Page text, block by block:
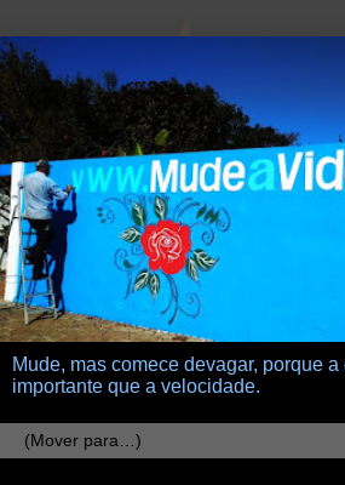
Mude, mas comece devagar, porque
importante que a velocidade.